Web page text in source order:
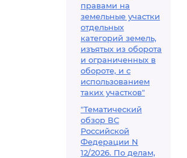
правами на
земельные участки
отдельных
категорий земель,
изъятых из оборота
и ограниченных в
обороте, и с
использованием
таких участков"
"Тематический
обзор ВС
Российской
Федерации N
12/2026. По делам,